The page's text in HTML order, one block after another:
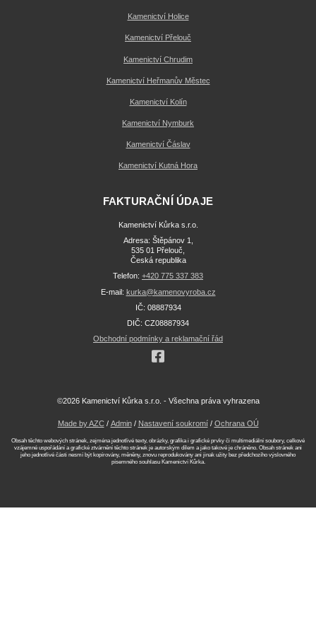
Kamenictví Holice
Kamenictví Přelouč
Kamenictví Chrudim
Kamenictví Heřmanův Městec
Kamenictví Kolín
Kamenictví Nymburk
Kamenictví Čáslav
Kamenictví Kutná Hora
FAKTURAČNÍ ÚDAJE
Kamenictví Kůrka s.r.o.
Adresa: Štěpánov 1,
535 01 Přelouč,
Česká republika
Telefon: +420 775 337 383
E-mail: kurka@kamenovyroba.cz
IČ: 08887934
DIČ: CZ08887934
Obchodní podmínky a reklamační řád
©2026 Kamenictví Kůrka s.r.o. - Všechna práva vyhrazena
Made by AZC/ Admin/ Nastavení soukromí/ Ochrana OÚ
Obsah těchto webových stránek, zejména jednotlivé texty, obrázky, grafika i grafické prvky či multimediální soubory, celkové
vzájemné uspořádání a grafické ztvárnění těchto stránek je autorským dílem a jako takové je chráněno. Obsah stránek ani
jeho jednotlivé části nesmí být kopírovány, měněny, znovu reprodukovány ani jinak užity bez předchozího výslovného
písemného souhlasu Kamenictví Kůrka.